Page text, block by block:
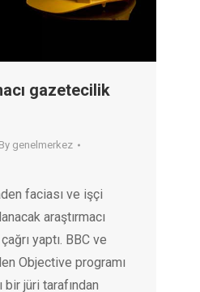
gazetecilik
By genelmerkez
faciası ve işçi
araştırmacı
yaptı. BBC ve
Objective programı
bir jüri tarafından